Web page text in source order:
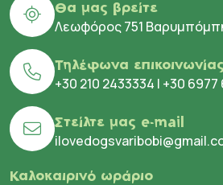
Θα μας βρείτε
Λεωφόρος 751
Τηλέφωνα επικοινωνίας
+30 210 2433334 | +30 6977
Στείλτε μας e-mail
Καλοκαιρινό ωράριο